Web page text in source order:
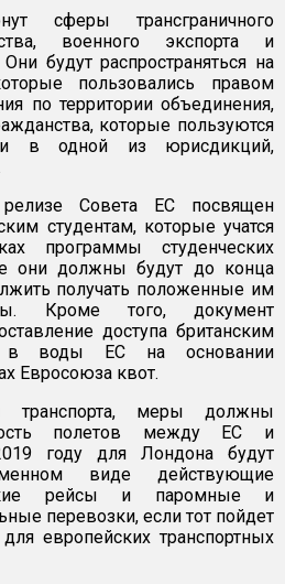
сферы трансграничного
военного экспорта и
будут распространяться на
пользовались правом
по территории объединения,
которые пользуются
в одной из юрисдикций,
Совета ЕС посвящен
студентам, которые учатся
программы студенческих
они должны будут до конца
получать положенные им
Кроме того, документ
доступа британским
в воды ЕС на основании
Евросоюза квот.
транспорта, меры должны
полетов между ЕС и
году для Лондона будут
виде действующие
рейсы и паромные и
перевозки, если тот пойдет
европейских транспортных